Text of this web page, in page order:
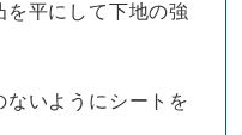
平にして下地の強
いようにシートを